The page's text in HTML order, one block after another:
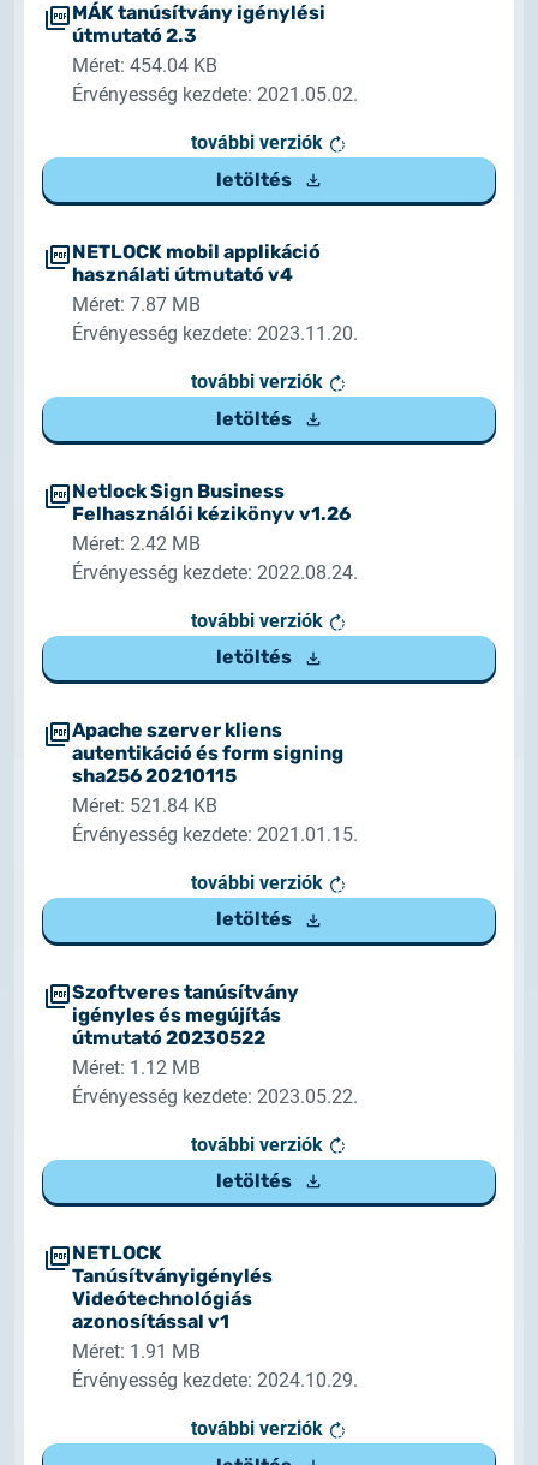
MÁK tanúsítvány igénylési
útmutató 2.3
Méret: 454.04 KB
Érvényesség kezdete: 2021.05.02.
további verziók
letöltés
NETLOCK mobil applikáció
használati útmutató v4
Méret: 7.87 MB
Érvényesség kezdete: 2023.11.20.
további verziók
letöltés
Netlock Sign Business
Felhasználói kézikönyv v1.26
Méret: 2.42 MB
Érvényesség kezdete: 2022.08.24.
további verziók
letöltés
Apache szerver kliens
autentikáció és form signing
sha256 20210115
Méret: 521.84 KB
Érvényesség kezdete: 2021.01.15.
további verziók
letöltés
Szoftveres tanúsítvány
igényles és megújítás
útmutató 20230522
Méret: 1.12 MB
Érvényesség kezdete: 2023.05.22.
további verziók
letöltés
NETLOCK
Tanúsítványigénylés
Videótechnológiás
azonosítással v1
Méret: 1.91 MB
Érvényesség kezdete: 2024.10.29.
további verziók